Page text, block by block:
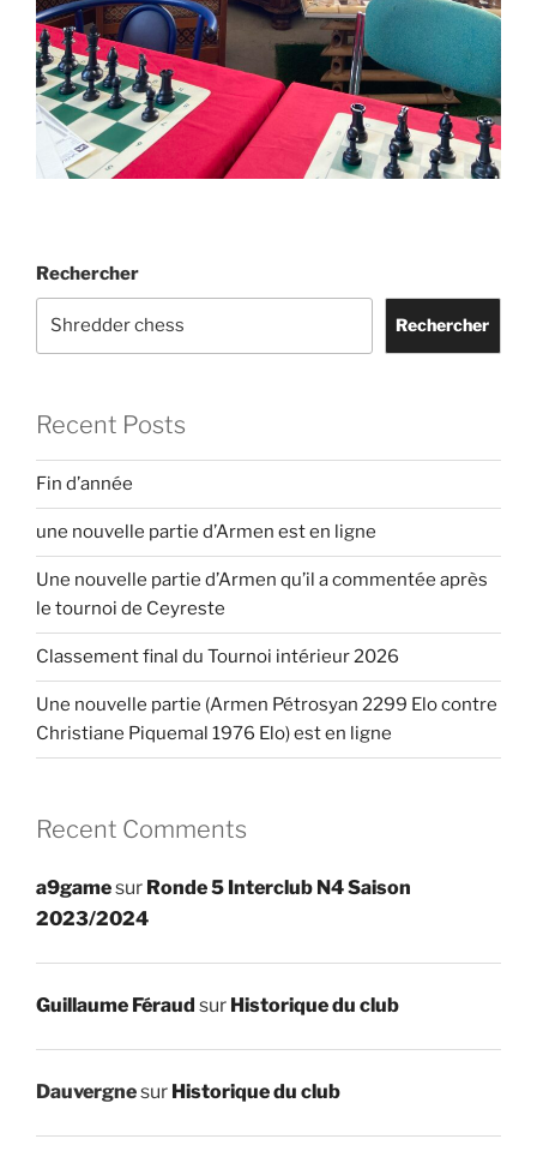
Rechercher
Rechercher
Recent Posts
Fin d’année
une nouvelle partie d’Armen est en ligne
Une nouvelle partie d’Armen qu’il a commentée après
le tournoi de Ceyreste
Classement final du Tournoi intérieur 2026
Une nouvelle partie (Armen Pétrosyan 2299 Elo contre
Christiane Piquemal 1976 Elo) est en ligne
Recent Comments
a9gamesur Ronde 5 Interclub N4 Saison
2023/2024
Guillaume Féraud sur Historique du club
Dauvergnesur Historique du club